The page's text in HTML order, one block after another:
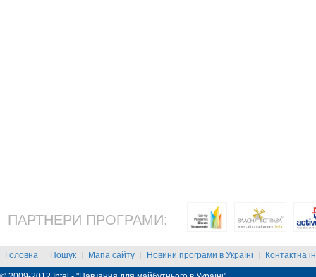
ПАРТНЕРИ ПРОГРАМИ:
Головна | Пошук | Мапа сайту | Новини програми в Україні | Контактна